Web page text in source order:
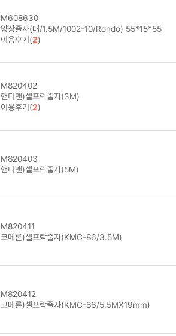
M608630
양장줄자(대/1.5M/1002-10/Rondo) 55*15*55
이용후기(2)
M820402
핸디맨)셀프락줄자(3M)
이용후기(2)
M820403
핸디맨)셀프락줄자(5M)
M820411
코메론)셀프락줄자(KMC-86/3.5M)
M820412
코메론)셀프락줄자(KMC-86/5.5MX19mm)